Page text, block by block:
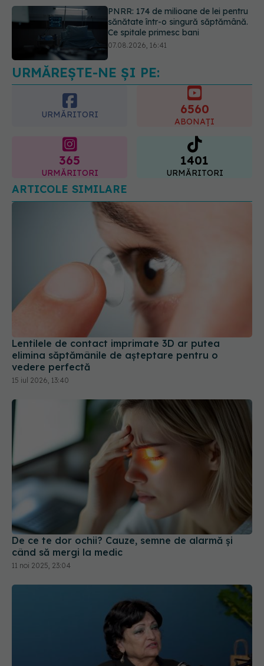
Ce spune culoarea ta preferată
despre vârsta pe care o ai. Care
este "codul cromatic" al generațiilor
URMĂREȘTE-NE ȘI PE:
URMĂRITORI 6560
ABONAȚI
365
URMĂRITORI
1401
URMĂRITORI
ARTICOLE SIMILARE
Lentilele de contact imprimate 3D ar putea
elimina săptămânile de așteptare pentru o
vedere perfectă
15 iul 2026, 13:40
De ce te dor ochii? Cauze, semne de alarmă și
când să mergi la medic
11 noi 2025, 23:04